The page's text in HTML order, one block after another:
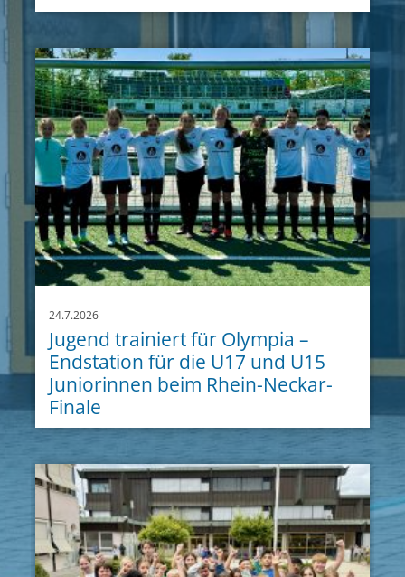
24.7.2026
Jugend trainiert für Olympia –
Endstation für die U17 und U15
Juniorinnen beim Rhein-Neckar-
Finale